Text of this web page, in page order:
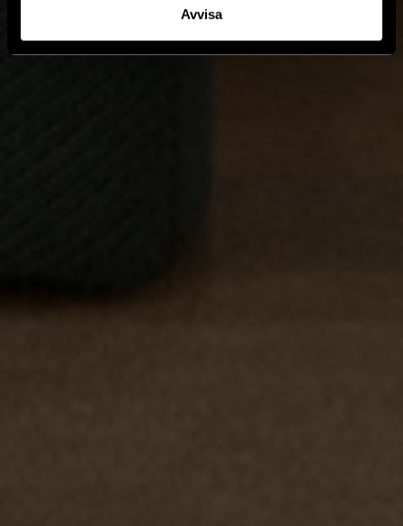
Avvisa